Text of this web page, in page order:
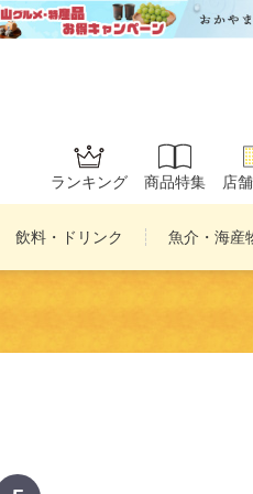
ランキング 商品特集 店
飲料・ドリンク 魚介・海産